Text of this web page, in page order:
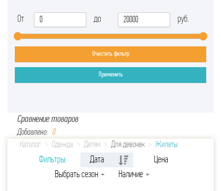
50 52
68 72
84
92 104
От до руб.
Очистить фильтр
Применить
Сравнение товаров
Добавлено: 0
Каталог
Одежда Детям Для девочек Жилеты
Фильтры: Дата
Цена
Выбрать сезон
Наличие